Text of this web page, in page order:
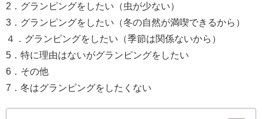
2．グランピングをしたい（虫が少ない）
3．グランピングをしたい（冬の自然が満喫できるから）
４．グランピングをしたい（季節は関係ないから）
5．特に理由はないがグランピングをしたい
6．その他
7．冬はグランピングをしたくない